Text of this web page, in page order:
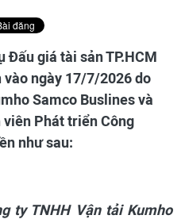
Đấu giá tài sản TP.HCM
ngày 17/7/2026 do
Samco Buslines và
Phát triển Công
như sau:
ty TNHH Vận tải Kumho